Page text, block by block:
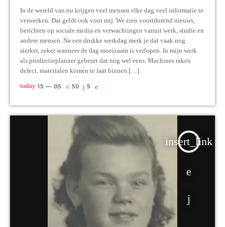
In de wereld van nu krijgen veel mensen elke dag veel informatie te
verwerken. Dat geldt ook voor mij. We zien voortdurend nieuws,
berichten op sociale media en verwachtingen vanuit werk, studie en
andere mensen. Na een drukke werkdag merk je dat vaak nog
sterker, zeker wanneer de dag moeizaam is verlopen. In mijn werk
als productieplanner gebeurt dat nog wel eens. Machines raken
defect, materialen komen te laat binnen […]
today 15 — 05 50 5
insert_link